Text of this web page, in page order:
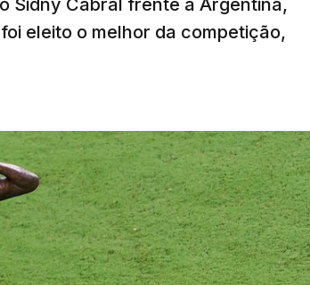
Sidny Cabral frente à Argentina,
eleito o melhor da competição,